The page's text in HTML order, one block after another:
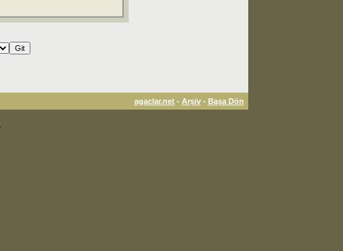
agaclar.net- Arşiv- Başa Dön